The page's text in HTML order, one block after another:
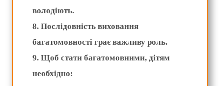
володіють.
8. Послідовність виховання
багатомовності грає важливу роль.
9. Щоб стати багатомовними, дітям
необхідно: